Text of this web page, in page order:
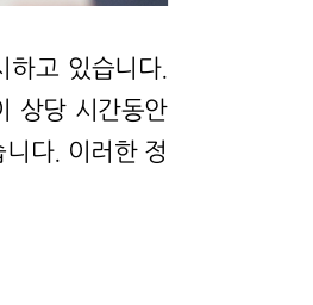
고 있습니다.
상당 시간동안
다. 이러한 정